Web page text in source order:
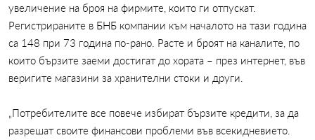
увеличение на броя на фирмите, които ги отпускат.
Регистрираните в БНБ компании към началото на тази година
са 148 при 73 година по-рано. Расте и броят на каналите, по
които бързите заеми достигат до хората – през интернет, във
веригите магазини за хранителни стоки и други.
„Потребителите все повече избират бързите кредити, за да
разрешат своите финансови проблеми във всекидневието.